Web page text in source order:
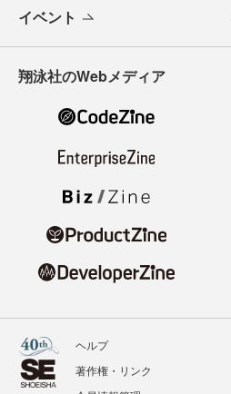
イベント
翔泳社のWebメディア
ヘルプ
著作権・リンク